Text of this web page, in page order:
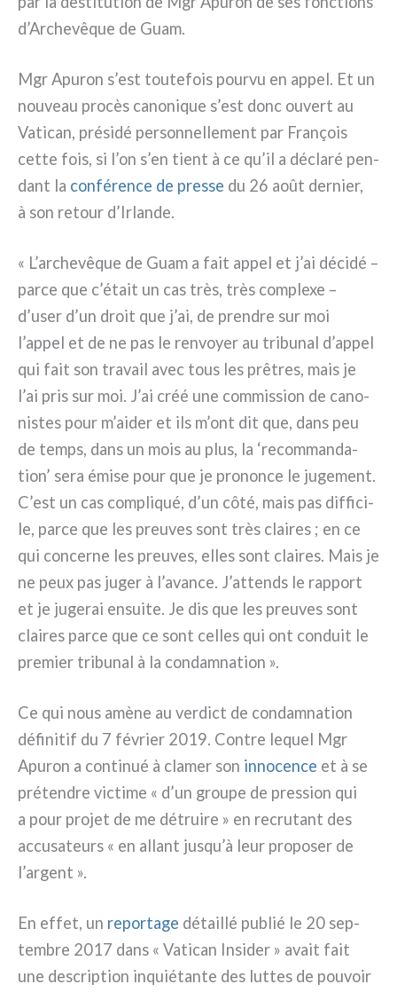
d’Archevêque de Guam.
Mgr Apuron s’est tou­te­fois pour­vu en appel. Et un
nou­veau pro­cès cano­ni­que s’est donc ouvert au
Vatican, pré­si­dé per­son­nel­le­ment par François
cet­te fois, si l’on s’en tient à ce qu’il a décla­ré pen­
dant la con­fé­ren­ce de pres­se du 26 août der­nier,
à son retour d’Irlande.
« L’archevêque de Guam a fait appel et j’ai déci­dé –
par­ce que c’était un cas très, très com­ple­xe –
d’user d’un droit que j’ai, de pren­dre sur moi
l’appel et de ne pas le ren­voyer au tri­bu­nal d’appel
qui fait son tra­vail avec tous les prê­tres, mais je
l’ai pris sur moi. J’ai créé une com­mis­sion de cano­
ni­stes pour m’aider et ils m’ont dit que, dans peu
de temps, dans un mois au plus, la ‘recom­man­da­
tion’ sera émi­se pour que je pro­non­ce le juge­ment.
C’est un cas com­pli­qué, d’un côté, mais pas dif­fi­ci­
le, par­ce que les pre­u­ves sont très clai­res ; en ce
qui con­cer­ne les pre­u­ves, elles sont clai­res. Mais je
ne peux pas juger à l’avance. J’attends le rap­port
et je juge­rai ensui­te. Je dis que les pre­u­ves sont
clai­res par­ce que ce sont cel­les qui ont con­duit le
pre­mier tri­bu­nal à la con­dam­na­tion ».
Ce qui nous amè­ne au ver­dict de con­dam­na­tion
défi­ni­tif du 7 février 2019. Contre lequel Mgr
Apuron a con­ti­nué à cla­mer son inno­cen­ce et à se
pré­ten­dre vic­ti­me « d’un grou­pe de pres­sion qui
a pour pro­jet de me détrui­re » en recru­tant des
accu­sa­teurs « en allant jusqu’à leur pro­po­ser de
l’argent ».
En effet, un repor­ta­ge détail­lé publié le 20 sep­
tem­bre 2017 dans « Vatican Insider » avait fait
une descrip­tion inquié­tan­te des lut­tes de pou­voir